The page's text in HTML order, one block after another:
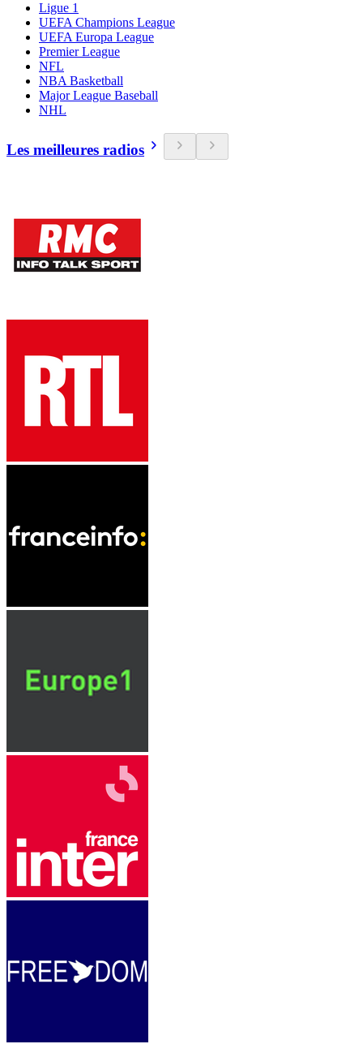
Ligue 1
UEFA Champions League
UEFA Europa League
Premier League
NFL
NBA Basketball
Major League Baseball
NHL
Les meilleures radios